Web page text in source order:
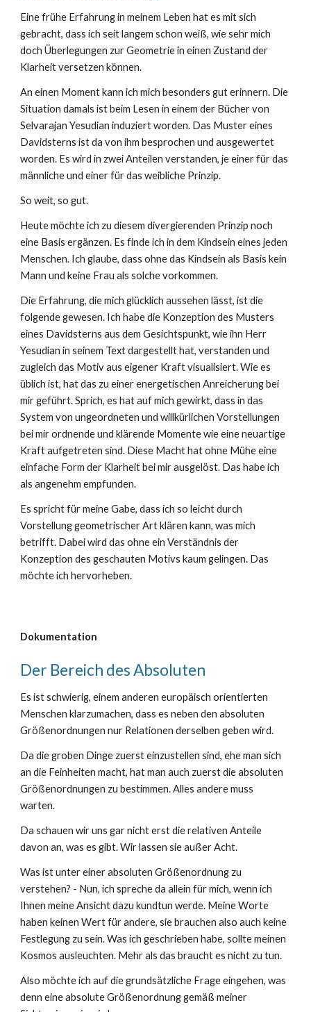
Eine frühe Erfahrung in meinem Leben hat es mit sich
gebracht, dass ichseit langem schon weiß, wie sehr mich
doch Überlegungen zur Geometrie in einen Zustand der
Klarheit versetzen können.
An einen Moment kann ich mich besonders gut erinnern. Die
Situation damals ist beim Lesen in einem der Bücher von
Selvarajan Yesudian induziert worden. Das Muster eines
Davidsterns ist da von ihm besprochen und ausgewertet
worden. Es wird in zwei Anteilen verstanden, je einer für das
männliche und einer für das weibliche Prinzip.
So weit, so gut.
Heute möchte ich zu diesem divergierenden Prinzip noch
eine Basis ergänzen. Es finde ich in dem Kindsein eines jeden
Menschen. Ich glaube, dass ohne das Kindsein als Basis kein
Mann und keine Frau als solche vorkommen.
Die Erfahrung, die mich glücklich aussehen lässt, ist die
folgende gewesen. Ich habe die Konzeption des Musters
eines Davidsterns aus dem Gesichtspunkt, wie ihn Herr
Yesudian in seinem Text dargestellt hat, verstanden und
zugleich das Motiv aus eigener Kraft visualisiert. Wie es
üblich ist, hat das zu einer energetischen Anreicherung bei
mir geführt. Sprich, es hat auf mich gewirkt, dass in das
System von ungeordneten und willkürlichen Vorstellungen
bei mir ordnende und klärende Momente wie eine neuartige
Kraft aufgetreten sind. Diese Macht hat ohne Mühe eine
einfache Form der Klarheit bei mir ausgelöst. Das habe ich
als angenehm empfunden.
Es spricht für meine Gabe, dass ich so leicht durch
Vorstellung geometrischer Art klären kann, was mich
betrifft. Dabei wird das ohne ein Verständnis der
Konzeption des geschauten Motivs kaum gelingen. Das
möchte ich hervorheben.
Dokumentation
Der Bereich des Absoluten
Es ist schwierig, einem anderen europäisch orientierten
Menschen klarzumachen, dass es neben den absoluten
Größenordnungen nur Relationen derselben geben wird.
Da die groben Dinge zuerst einzustellen sind, ehe man sich
an die Feinheiten macht, hat man auch zuerst die absoluten
Größenordnungen zu bestimmen. Alles andere muss
warten.
Da schauen wir uns gar nicht erst die relativen Anteile
davon an, was es gibt. Wir lassen sie außer Acht.
Was ist unter einer absoluten Größenordnung zu
verstehen? - Nun, ich spreche da allein für mich, wenn ich
Ihnen meine Ansicht dazu kundtun werde. Meine Worte
haben keinen Wert für andere, sie brauchen also auch keine
Festlegung zu sein. Was ich geschrieben habe, sollte meinen
Kosmos ausleuchten. Mehr als das braucht es nicht zu tun.
Also möchte ich auf die grundsätzliche Frage eingehen, was
denn eine absolute Größenordnung gemäß meiner